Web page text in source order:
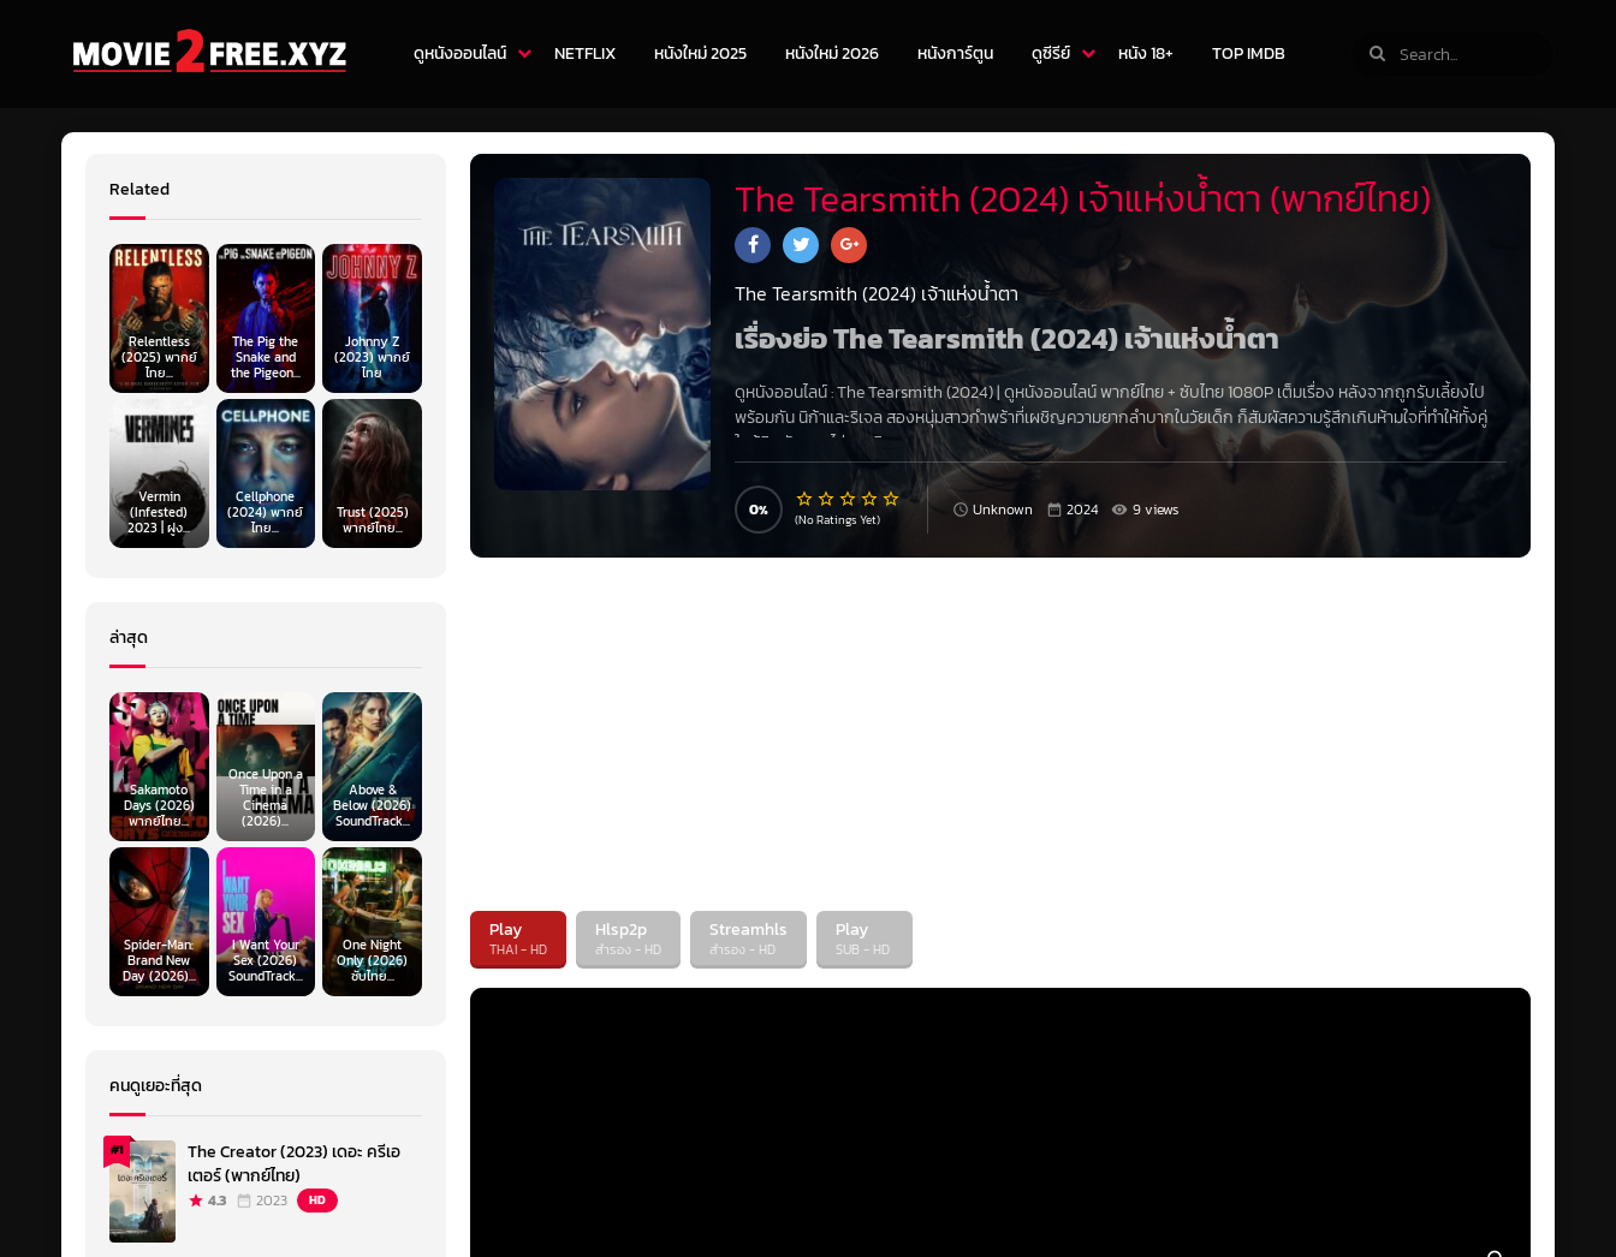
ดูหนังออนไลน์ NETFLIX หนังใหม่ 2025 หนังใหม่ 2026 หนังการ์ตูน ดูซีรีย์ หนัง 18+ TOP IMDB
The Tearsmith (2024) เจ้าแห่งน้ำตา (พากย์ไทย)
The Tearsmith (2024) เจ้าแห่งน้ำตา
เรื่องย่อ The Tearsmith (2024) เจ้าแห่งน้ำตา
ดูหนังออนไลน์ :The Tearsmith (2024)|ดูหนังออนไลน์พากย์ไทย + ซับไทย 1080P เต็มเรื่อง หลังจากถูกรับเลี้ยงไป
พร้อมกัน นิก้าและริเจล สองหนุ่มสาวกำพร้าที่เผชิญความยากลำบากในวัยเด็ก ก็สัมผัสความรู้สึกเกินห้ามใจที่ทำให้ทั้งคู่
ใกล้ชิดกันแบบไม่คาดคิด
0 (No Ratings Yet) Unknown 2024 9 views
Play
THAI - HD
Hlsp2p
สำรอง - HD
Streamhls
สำรอง - HD
Play
SUB - HD
Related
Relentless
(2025) พากย์
ไทย...
The Pig the
Snake and
the Pigeon...
Johnny Z
(2023) พากย์
ไทย
Vermin
(Infested)
2023 | ฝูง...
Cellphone
(2024) พากย์
ไทย...
Trust (2025)
พากย์ไทย...
ล่าสุด
Sakamoto
Days (2026)
พากย์ไทย...
Once Upon a
Time in a
Cinema
(2026)...
Above &
Below (2026)
SoundTrack...
Spider-Man:
Brand New
Day (2026)...
I Want Your
Sex (2026)
SoundTrack...
One Night
Only (2026)
ซับไทย...
คนดูเยอะที่สุด
#1
The Creator (2023) เดอะ ครีเอ
เตอร์ (พากย์ไทย)
4.3 2023 HD